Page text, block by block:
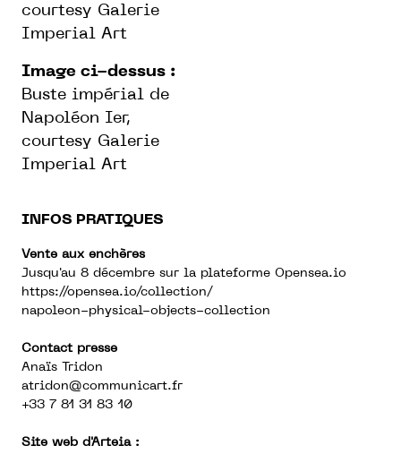
courtesy Galerie
Imperial Art
Image ci-dessus :
Buste impérial de
Napoléon Ier,
courtesy Galerie
Imperial Art
INFOS PRATIQUES
Vente aux enchères
Jusqu'au 8 décembre sur la plateforme Opensea.io
https://opensea.io/collection/
napoleon-physical-objects-collection
Contact presse
Anaïs Tridon
atridon@communicart.fr
+33 7 81 31 83 10
Site web d'Arteia :